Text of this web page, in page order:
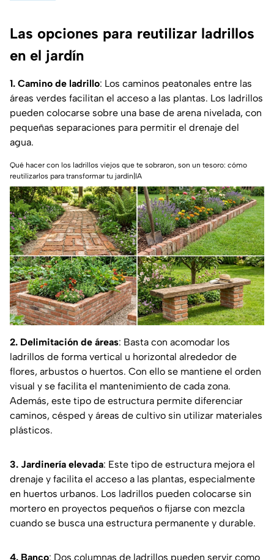
Las opciones para reutilizar ladrillos
en el jardín
1. Camino de ladrillo: Los caminos peatonales entre las
áreas verdes facilitan el acceso a las plantas. Los ladrillos
pueden colocarse sobre una base de arena nivelada, con
pequeñas separaciones para permitir el drenaje del
agua.
Qué hacer con los ladrillos viejos que te sobraron, son un tesoro: cómo
reutilizarlos para transformar tu jardín|IA
2. Delimitación de áreas: Basta con acomodar los
ladrillos de forma vertical u horizontal alrededor de
flores, arbustos o huertos. Con ello se mantiene el orden
visual y se facilita el mantenimiento de cada zona.
Además, este tipo de estructura permite diferenciar
caminos, césped y áreas de cultivo sin utilizar materiales
plásticos.
3. Jardinería elevada: Este tipo de estructura mejora el
drenaje y facilita el acceso a las plantas, especialmente
en huertos urbanos. Los ladrillos pueden colocarse sin
mortero en proyectos pequeños o fijarse con mezcla
cuando se busca una estructura permanente y durable.
4. Banco: Dos columnas de ladrillos pueden servir como